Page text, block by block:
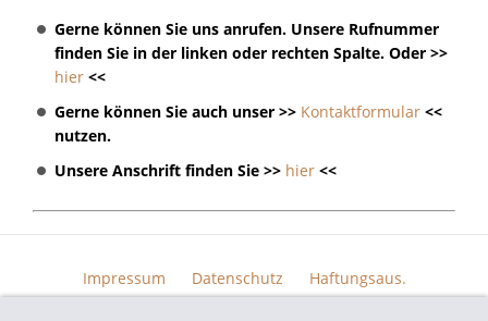
Gerne können Sie uns anrufen. Unsere Rufnummer
finden Sie in der linken oder rechten Spalte. Oder >>
hier <<
Gerne können Sie auch unser >> Kontaktformular <<
nutzen.
Unsere Anschrift finden Sie >> hier <<
Impressum Datenschutz
Haftungsaus.